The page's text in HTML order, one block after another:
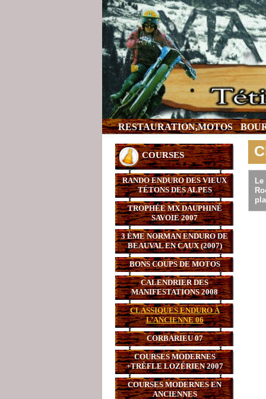
RESTAURATION,MOTOS
COURSES
RANDO ENDURO DES VIEUX
TÉTONS DES ALPES
TROPHÉE MX DAUPHINÉ
SAVOIE 2007
3 ÈME NORMAN ENDURO DE
BEAUVAL EN CAUX (2007)
BONS COUPS DE MOTOS
CALENDRIER DES
MANIFESTATIONS 2008
CLASSIQUES ENDURO À
L’ANCIENNE 06
CORBARIEU 07
COURSES MODERNES
+TRÈFLE LOZÉRIEN 2007
COURSES MODERNES EN
ANCIENNES